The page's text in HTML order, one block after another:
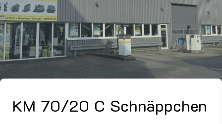
KM 70/20 C Schnäppchen